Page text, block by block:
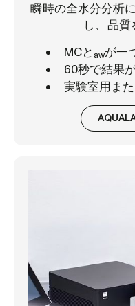
瞬時の全水分分析
し、品質
MCとawが一
60秒で結果
実験室用ま